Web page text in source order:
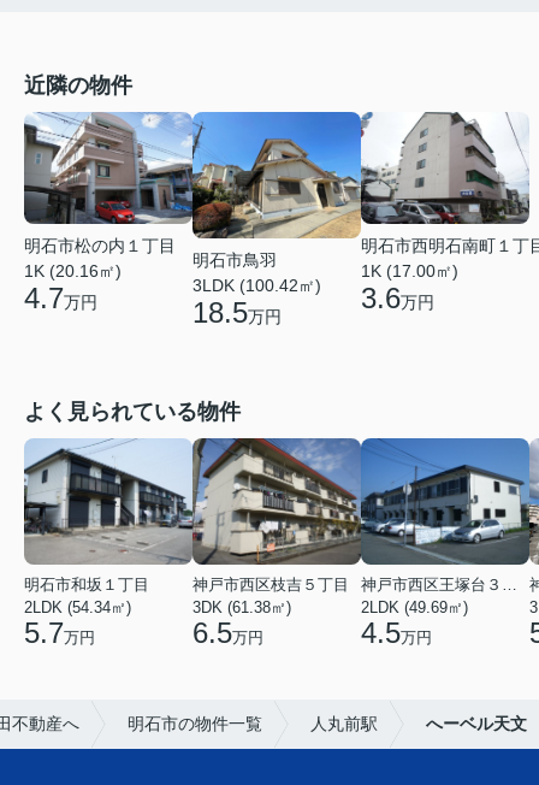
近隣の物件
明石市松の内１丁目
1K (20.16㎡)
4.7万円
明石市鳥羽
3LDK (100.42㎡)
18.5万円
明石市西明石南町１丁
1K (17.00㎡)
3.6万円
よく見られている物件
明石市和坂１丁目
2LDK (54.34㎡)
5.7万円
神戸市西区枝吉５丁目
3DK (61.38㎡)
6.5万円
神戸市西区王塚台３丁目
2LDK (49.69㎡)
4.5万円
不動産へ 明石市の物件一覧 人丸前駅 へーベル天文